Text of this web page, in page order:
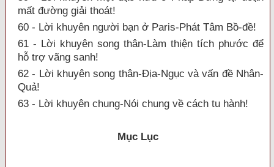
mất đường giải thoát!
60 - Lời khuyên người bạn ở Paris-Phát Tâm Bồ-đề!
61 - Lời khuyên song thân-Làm thiện tích phước để
hỗ trợ vãng sanh!
62 - Lời khuyên song thân-Địa-Ngục và vấn đề Nhân-
Quả!
63 - Lời khuyên chung-Nói chung về cách tu hành!
Mục Lục